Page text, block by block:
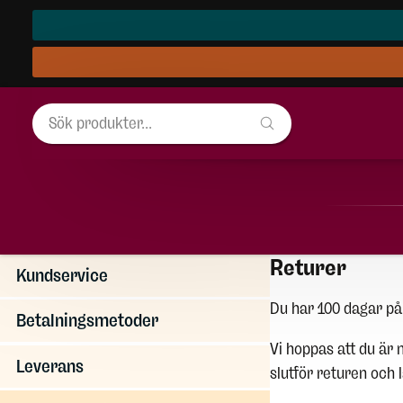
Kundservice
Betalningsmetoder
Leverans
Returer
Du har 100 dagar
Vi hoppas att du är
slutför returen och